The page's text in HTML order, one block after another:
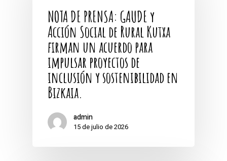
NOTA DE PRENSA: GAUDE y
Acción Social de Rural Kutxa
firman un acuerdo para
impulsar proyectos de
inclusión y sostenibilidad en
Bizkaia.
admin
15 de julio de 2026